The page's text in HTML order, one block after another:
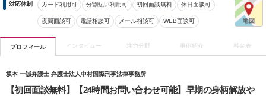
対応体制 カード利用可 分割払い利用可 初回面談無料 休日面談可
夜間面談可 電話相談可 メール相談可 WEB面談可
プロフィール インタビュー 注力分野 事例紹介 料金表
坂本 一誠弁護士 弁護士法人中村国際刑事法律事務所
【初回面談無料】【24時間お問い合わせ可能】早期の身柄解放や